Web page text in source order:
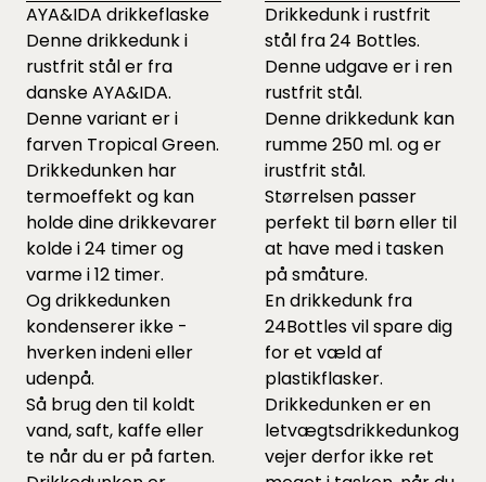
AYA&IDA drikkeflaske
Denne drikkedunk i
rustfrit stål er fra
danske AYA&IDA.
Denne variant er i
farven Tropical Green.
Drikkedunken har
termoeffekt og kan
holde dine drikkevarer
kolde i 24 timer og
varme i 12 timer.
Og drikkedunken
kondenserer ikke -
hverken indeni eller
udenpå.
Så brug den til koldt
vand, saft, kaffe eller
te når du er på farten.
Drikkedunk i rustfrit
stål fra 24 Bottles.
Denne udgave er i ren
rustfrit stål.
Denne drikkedunk kan
rumme 250 ml. og er
irustfrit stål.
Størrelsen passer
perfekt til børn eller til
at have med i tasken
på småture.
En drikkedunk fra
24Bottles vil spare dig
for et væld af
plastikflasker.
Drikkedunken er en
letvægtsdrikkedunkog
vejer derfor ikke ret